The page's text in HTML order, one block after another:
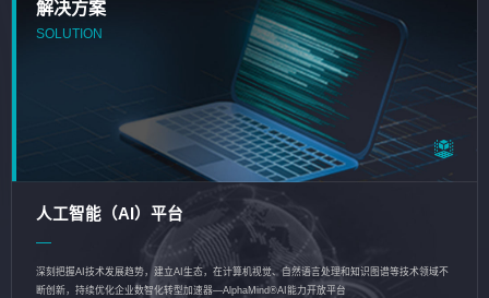
解决方案
SOLUTION
人工智能（AI）平台
深刻把握AI技术发展趋势，建立AI生态，在计算机视觉、自然语言处理和知识图谱等技术领域不
断创新，持续优化企业数智化转型加速器—AlphaMind®AI能力开放平台